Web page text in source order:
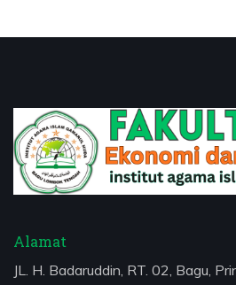
Alamat
JL. H. Badaruddin, RT. 02, Bagu,